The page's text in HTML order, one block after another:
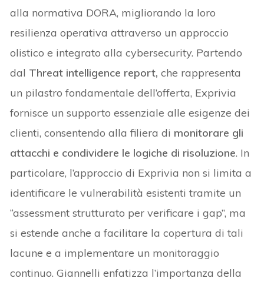
alla normativa DORA, migliorando la loro
resilienza operativa attraverso un approccio
olistico e integrato alla cybersecurity. Partendo
dal Threat intelligence report, che rappresenta
un pilastro fondamentale dell’offerta, Exprivia
fornisce un supporto essenziale alle esigenze dei
clienti, consentendo alla filiera di monitorare gli
attacchi e condividere le logiche di risoluzione. In
particolare, l’approccio di Exprivia non si limita a
identificare le vulnerabilità esistenti tramite un
“assessment strutturato per verificare i gap”, ma
si estende anche a facilitare la copertura di tali
lacune e a implementare un monitoraggio
continuo. Giannelli enfatizza l’importanza della